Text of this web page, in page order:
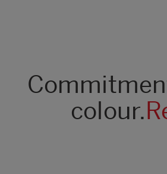
colour.